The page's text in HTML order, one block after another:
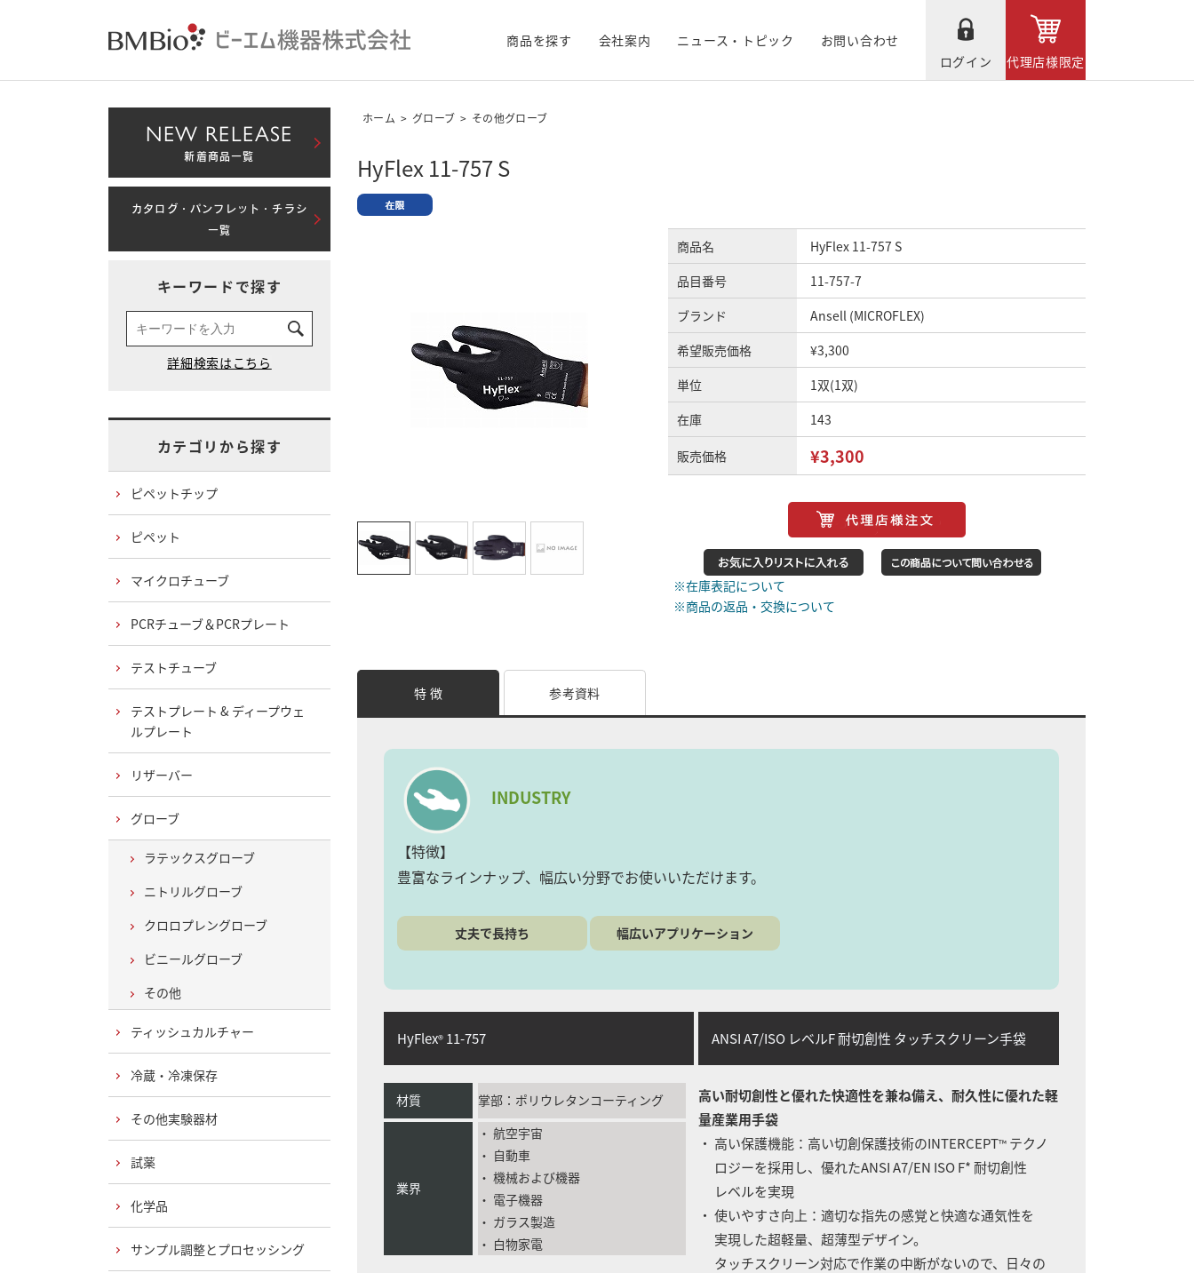
商品を探す 会社案内 ニュース・トピック
お問い合わせ
ログイン
代理店様限定
ホーム > グローブ > その他グローブ
HyFlex 11-757 S
商品名
HyFlex 11-757 S
品目番号
11-757-7
ブランド
Ansell (MICROFLEX)
希望販売価格
¥3,300
単位
1双(1双)
在庫
143
販売価格 ¥3,300
※在庫表記について
※商品の返品・交換について
特 徴 参考資料
INDUSTRY
【特徴】
豊富なラインナップ、幅広い分野でお使いいただけます。
丈夫で長持ち 幅広いアプリケーション
HyFlex® 11-757 ANSI A7/ISO レベルF 耐切創性 タッチスクリーン手袋
材質 掌部：ポリウレタンコーティング
業界
・ 航空宇宙
・ 自動車
・ 機械および機器
・ 電子機器
・ ガラス製造
・ 白物家電
高い耐切創性と優れた快適性を兼ね備え、耐久性に優れた軽
量産業用手袋
・ 高い保護機能：高い切創保護技術のINTERCEPT™ テクノ
ロジーを採用し、優れたANSI A7/EN ISO F* 耐切創性
レベルを実現
・ 使いやすさ向上：適切な指先の感覚と快適な通気性を
実現した超軽量、超薄型デザイン。
タッチスクリーン対応で作業の中断がないので、日々の
NEW RELEASE
新着商品一覧
カタログ・パンフレット・チラシ
一覧
キーワードで探す
カテゴリから探す
ピペットチップ
ピペット
マイクロチューブ
PCRチューブ＆PCRプレート
テストチューブ
テストプレート & ディープウェ
ルプレート
リザーバー
グローブ
ラテックスグローブ
ニトリルグローブ
クロロプレングローブ
ビニールグローブ
その他
ティッシュカルチャー
冷蔵・冷凍保存
その他実験器材
試薬
化学品
サンプル調整とプロセッシング